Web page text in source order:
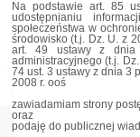
Na podstawie art. 85
udostępnianiu
społeczeństwa w
środowisko (t.j. Dz. U. z
art. 49 ustawy z dnia
administracyjnego (t.j.
74 ust. 3 ustawy z dnia 3
2008 r. ooś
zawiadamiam strony
oraz
podaję do publicznej